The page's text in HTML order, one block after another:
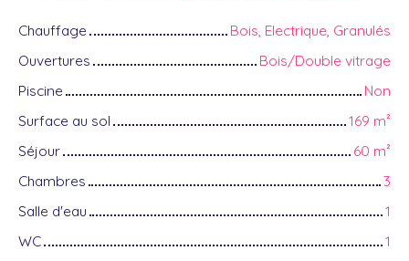
Chauffage
Bois, Electrique, Granulés
Ouvertures
Bois/Double vitrage
Piscine
Non
Surface au sol
169 m²
Séjour
60 m²
Chambres
3
Salle d'eau
1
WC
1